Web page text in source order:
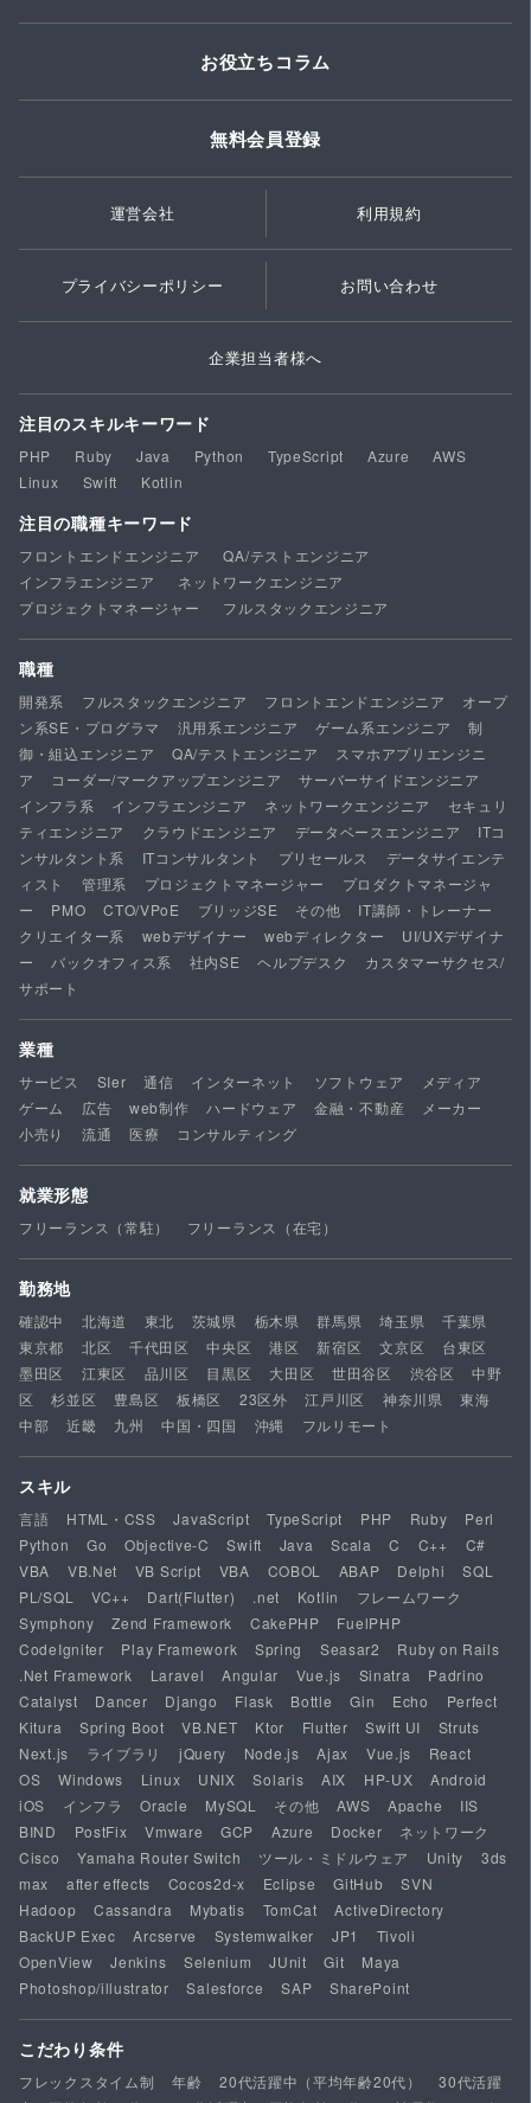
お役立ちコラム
無料会員登録
運営会社 利用規約
プライバシーポリシー お問い合わせ
企業担当者様へ
注目のスキルキーワード
PHP Ruby Java Python TypeScript Azure
AWS
Linux
Swift Kotlin
注目の職種キーワード
フロントエンドエンジニア
QA/テストエンジニア
インフラエンジニア
ネットワークエンジニア
プロジェクトマネージャー
フルスタックエンジニア
職種
開発系 フルスタックエンジニア フロントエンドエンジニア
オープ
ン系SE・プログラマ
汎用系エンジニア ゲーム系エンジニア
制
御・組込エンジニア
QA/テストエンジニア
スマホアプリエンジニ
ア
コーダー/マークアップエンジニア
サーバーサイドエンジニア
インフラ系
インフラエンジニア ネットワークエンジニア
セキュリ
ティエンジニア
クラウドエンジニア データベースエンジニア
ITコ
ンサルタント系
ITコンサルタント プリセールス
データサイエンテ
ィスト
管理系 プロジェクトマネージャー
プロダクトマネージャ
ー
PMO CTO/VPoE ブリッジSE その他
IT講師・トレーナー
クリエイター系
webデザイナー webディレクター
UI/UXデザイナ
ー
バックオフィス系 社内SE ヘルプデスク
カスタマーサクセス/
サポート
業種
サービス SIer 通信 インターネット ソフトウェア
メディア
ゲーム
広告 web制作 ハードウェア 金融・不動産
メーカー
小売り
流通 医療 コンサルティング
就業形態
フリーランス（常駐） フリーランス（在宅）
勤務地
確認中 北海道 東北 茨城県 栃木県 群馬県 埼玉県
千葉県
東京都
北区 千代田区 中央区 港区 新宿区 文京区
台東区
墨田区
江東区 品川区 目黒区 大田区 世田谷区 渋谷区
中野
区
杉並区 豊島区 板橋区 23区外 江戸川区 神奈川県
東海
中部
近畿 九州 中国・四国 沖縄 フルリモート
スキル
言語 HTML・CSS JavaScript TypeScript PHP Ruby
Perl
Python
Go Objective-C Swift Java Scala C C++
C#
VBA
VB.Net VB Script VBA COBOL ABAP Delphi
SQL
PL/SQL
VC++ Dart(Flutter) .net Kotlin
フレームワーク
Symphony
Zend Framework CakePHP
FuelPHP
CodeIgniter
Play Framework Spring Seasar2
Ruby on Rails
.Net Framework
Laravel Angular Vue.js Sinatra
Padrino
Catalyst
Dancer Django Flask Bottle Gin Echo
Perfect
Kitura
Spring Boot VB.NET Ktor Flutter Swift UI
Struts
Next.js
ライブラリ jQuery Node.js Ajax Vue.js
React
OS
Windows Linux UNIX Solaris AIX HP-UX
Android
iOS
インフラ Oracle MySQL その他 AWS Apache
IIS
BIND
PostFix Vmware GCP Azure Docker
ネットワーク
Cisco
Yamaha Router Switch ツール・ミドルウェア Unity
3ds
max
after effects Cocos2d-x Eclipse GitHub
SVN
Hadoop
Cassandra Mybatis TomCat
ActiveDirectory
BackUP Exec
Arcserve Systemwalker JP1
Tivoli
OpenView
Jenkins Selenium JUnit Git
Maya
Photoshop/illustrator
Salesforce SAP SharePoint
こだわり条件
フレックスタイム制 年齢 20代活躍中（平均年齢20代）
30代活躍